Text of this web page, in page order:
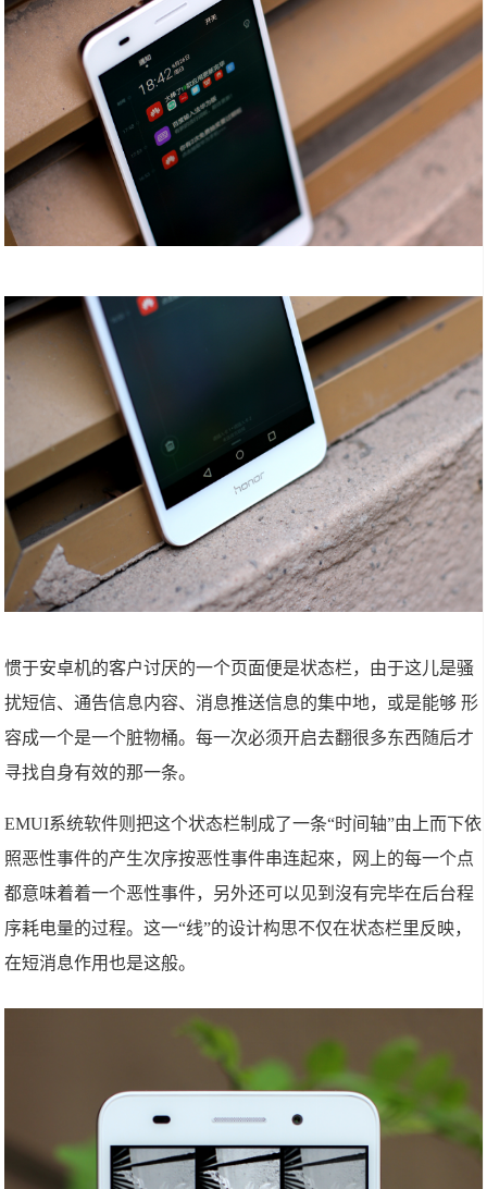
惯于安卓机的客户讨厌的一个页面便是状态栏，由于这儿是骚
扰短信、通告信息内容、消息推送信息的集中地，或是能够 形
容成一个是一个脏物桶。每一次必须开启去翻很多东西随后才
寻找自身有效的那一条。
EMUI系统软件则把这个状态栏制成了一条“时间轴”由上而下依
照恶性事件的产生次序按恶性事件串连起來，网上的每一个点
都意味着着一个恶性事件，另外还可以见到沒有完毕在后台程
序耗电量的过程。这一“线”的设计构思不仅在状态栏里反映，
在短消息作用也是这般。